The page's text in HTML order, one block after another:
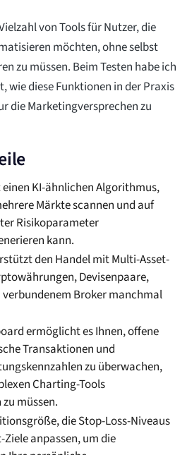
von Tools für Nutzer, die
möchten, ohne selbst
zu müssen. Beim Testen habe ich
wie diese Funktionen in der Praxis
die Marketingversprechen zu
KI-ähnlichen Algorithmus,
Märkte scannen und auf
Risikoparameter
kann.
den Handel mit Multi-Asset-
Devisenpaare,
verbundenem Broker manchmal
ermöglicht es Ihnen, offene
Transaktionen und
zu überwachen,
Charting-Tools
müssen.
die Stop-Loss-Niveaus
anpassen, um die